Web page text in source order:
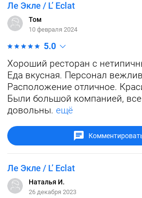
Ле Экле / L’ Eclat
Том
10 февраля 2024
5.0
Хороший ресторан с
Еда вкусная. Персонал
Расположение отличное.
Были большой компанией,
довольны. ещё
Ле Экле / L’ Eclat
Наталья И.
26 декабря 2023